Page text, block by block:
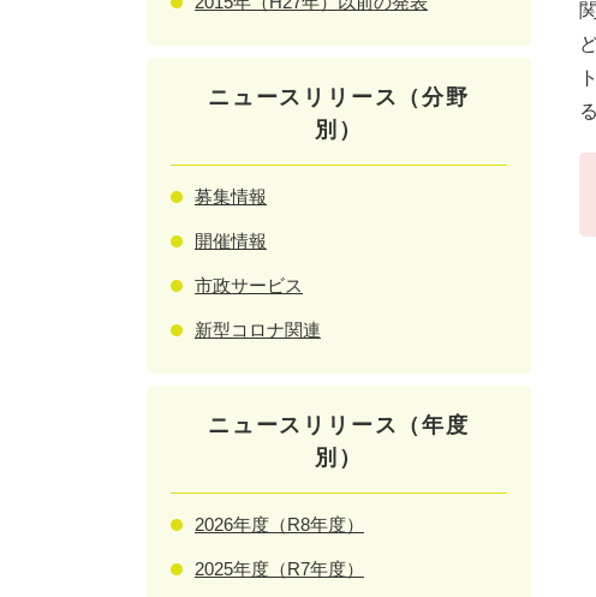
ニュースリリース（分野
別）
募集情報
開催情報
市政サービス
新型コロナ関連
ニュースリリース（年度
別）
2026年度（R8年度）
2025年度（R7年度）